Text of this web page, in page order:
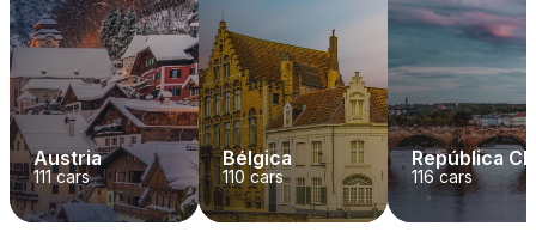
Austria
111cars
Bélgica
110 cars
República
116cars